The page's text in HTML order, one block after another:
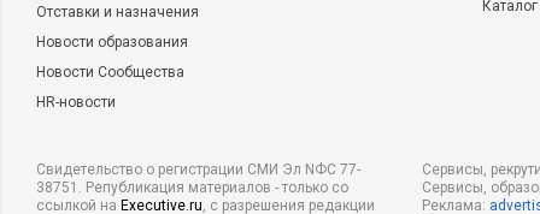
- портфель сервисов
способов оплаты, наличие вариантов доставки товара и
коммуникации с консультантом интернет-магазина,
Какой процент рекламаций на работу вашего интернет-
сколько вы теряете на сбоях?
Отставки и назначения
Новости образования
Новости Сообщества
HR-новости
Свидетельство о регистрации СМИ Эл NФС 77-
38751. Републикация материалов - только со
ссылкой на Executive.ru, с разрешения редакции
Сервисы,
Сервисы,
Реклама: